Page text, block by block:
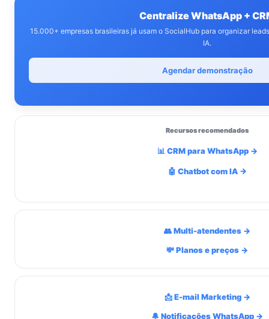
Centralize WhatsApp +
15.000+ empresas brasileiras já usam o SocialHub para organizar
IA.
Agendar demonstração
Recursos recomendados
📊 CRM para WhatsApp →
🤖 Chatbot com IA →
👥 Multi-atendentes →
💸 Planos e preços →
📩 E-mail Marketing →
🔔 Notificações WhatsApp →